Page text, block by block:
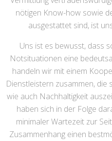
nötigen Know-how sowie
ausgestattet sind, ist
Uns ist es bewusst, dass
Notsituationen eine
handeln wir mit einem
Dienstleistern zusammen, die
wie auch Nachhaltigkeit
haben sich in der Folge
minimaler Wartezeit zur
Zusammenhang einen